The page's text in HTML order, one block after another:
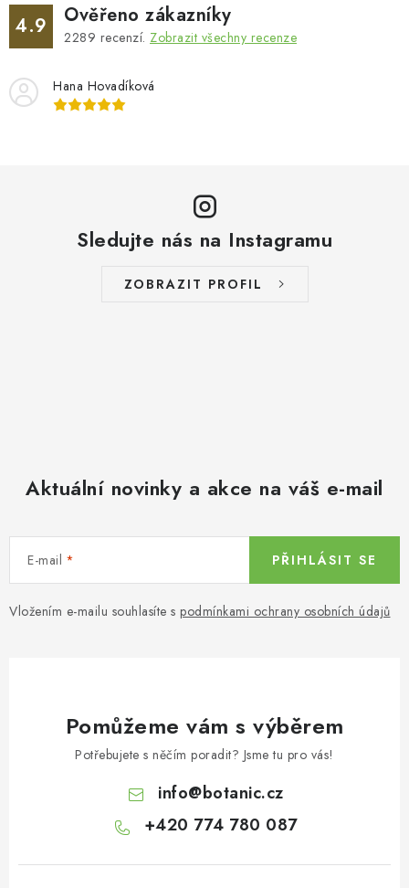
4.9 Ověřeno zákazníky
2289 recenzí. Zobrazit všechny recenze
Hana Hovadíková
Sledujte nás na Instagramu
ZOBRAZIT PROFIL
Aktuální novinky a akce na váš e-mail
E-mail
Vložením e-mailu souhlasíte s podmínkami ochrany osobních údajů
PŘIHLÁSIT SE
Pomůžeme vám s výběrem
Potřebujete s něčím poradit? Jsme tu pro vás!
info@botanic.cz
+420 774 780 087